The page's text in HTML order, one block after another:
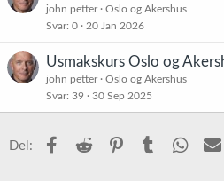
john petter
Oslo og Akershus
Svar 0 20 Jan 2026
Usmakskurs Oslo og
john petter
Oslo og Akershus
Svar 39 30 Sep 2025
Del: Facebook
Reddit PinterestTumblr